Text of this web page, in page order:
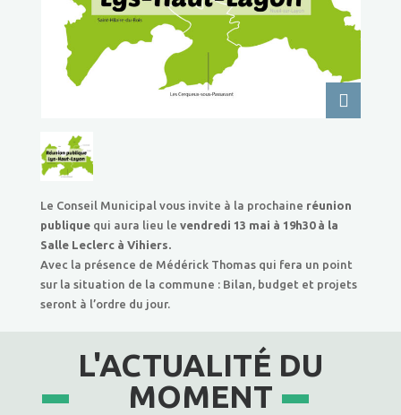
Le Conseil Municipal vous invite à la prochaine réunion
publiquequi aura lieu le vendredi 13 mai à 19h30 à la
Salle Leclerc à Vihiers.
Avec la présence de Médérick Thomas qui fera un point
sur la situation de la commune : Bilan, budget et projets
seront à l’ordre du jour.
L'ACTUALITÉ DU
MOMENT